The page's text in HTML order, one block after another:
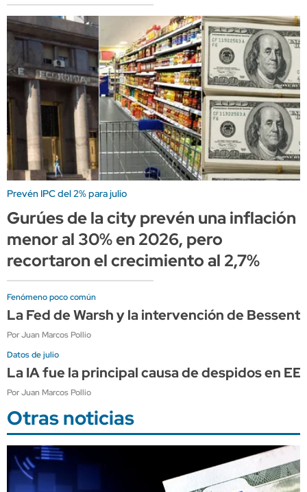
Prevén IPC del 2% para julio
Gurúes de la city prevén una inflación
menor al 30% en 2026, pero
recortaron el crecimiento al 2,7%
Fenómeno poco común
La Fed de Warsh y la intervención de
Por Juan Marcos Pollio
Datos de julio
La IA fue la principal causa de despidos en
Por Juan Marcos Pollio
Otras noticias